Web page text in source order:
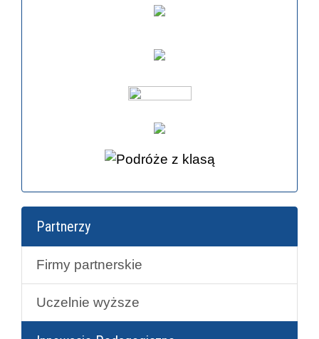
Partnerzy
Firmy partnerskie
Uczelnie wyższe